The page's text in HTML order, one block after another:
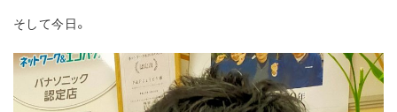
そして今日。